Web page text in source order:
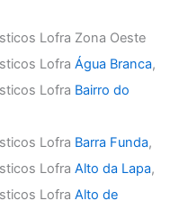
Lofra Zona Oeste
LofraÁgua Branca,
Lofra Bairro do
Lofra Barra Funda,
LofraAlto da Lapa,
LofraAlto de